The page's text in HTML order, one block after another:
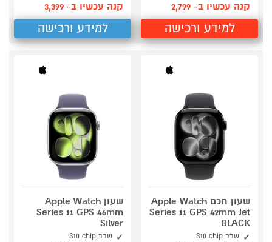
קנה עכשיו ב- 2,799
למידע ורכישה
קנה עכשיו ב- 3,399
למידע ורכישה
שעון חכם Apple Watch
Series 11 GPS 42mm Jet
BLACK
שבב S10 chip
שעון Apple Watch
Series 11 GPS 46mm
Silver
שבב S10 chip